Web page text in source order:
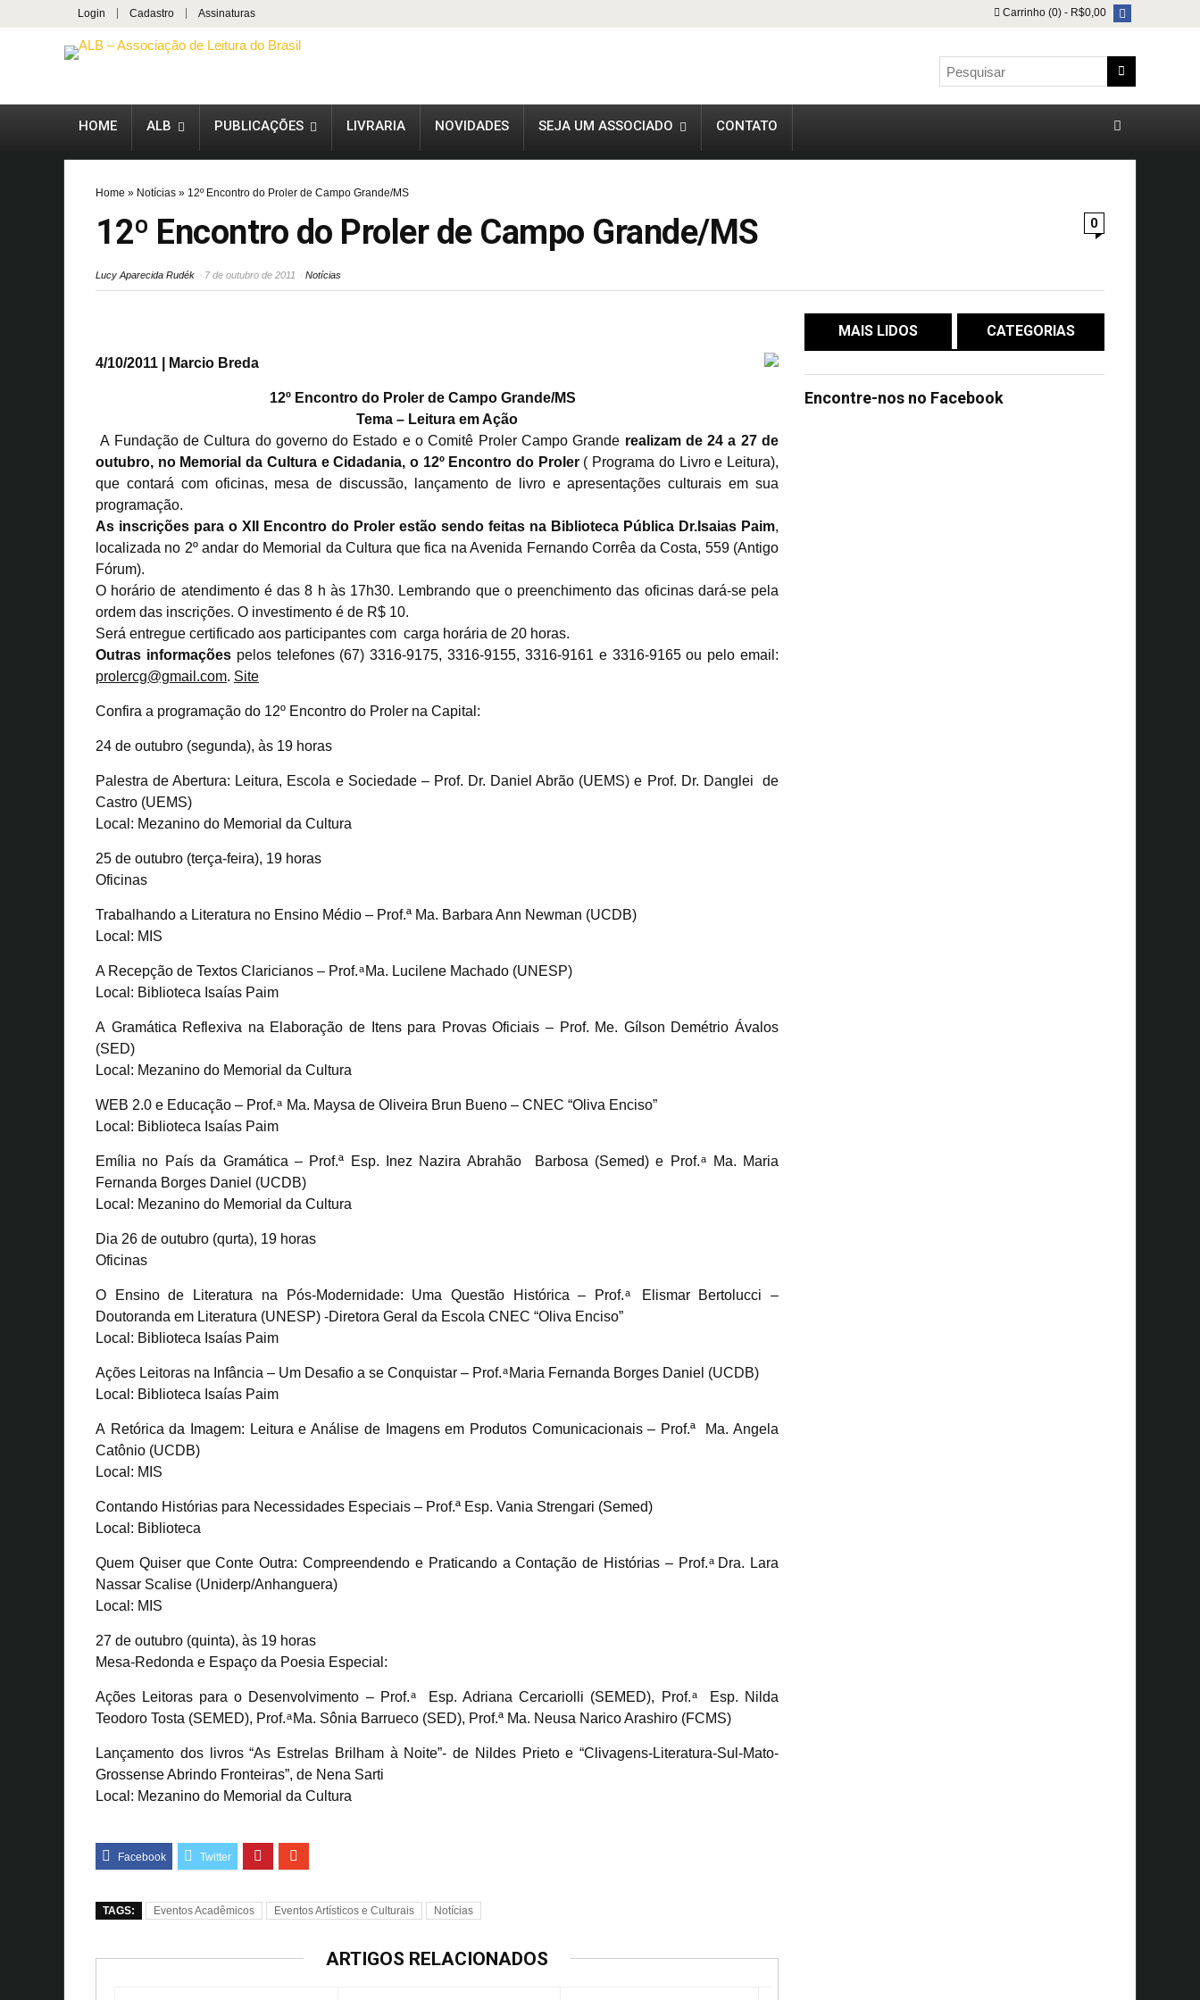
Login Cadastro Assinaturas Carrinho (0) - R$0,00
HOME ALB PUBLICAÇÕES LIVRARIA NOVIDADES SEJA UM ASSOCIADO CONTATO
Home » Notícias » 12º Encontro do Proler de Campo Grande/MS
0
12º Encontro do Proler de Campo Grande/MS
Lucy Aparecida Rudék 7 de outubro de 2011 Notícias
4/10/2011 | Marcio Breda
12º Encontro do Proler de Campo Grande/MS
Tema – Leitura em Ação
A Fundação de Cultura do governo do Estado e o Comitê Proler Campo Grande realizam de 24 a 27 de
outubro, no Memorial da Cultura e Cidadania, o 12º Encontro do Proler( Programa do Livro e Leitura),
que contará com oficinas, mesa de discussão, lançamento de livro e apresentações culturais em sua
programação.
As inscrições para o XII Encontro do Proler estão sendo feitas na Biblioteca Pública Dr.Isaias Paim,
localizada no 2º andar do Memorial da Cultura que fica na Avenida Fernando Corrêa da Costa, 559 (Antigo
Fórum).
O horário de atendimento é das 8 h às 17h30. Lembrando que o preenchimento das oficinas dará-se pela
ordem das inscrições. O investimento é de R$ 10.
Será entregue certificado aos participantes com carga horária de 20 horas.
Outras informaçõespelos telefones (67) 3316-9175, 3316-9155, 3316-9161 e 3316-9165 ou pelo email:
prolercg@gmail.com. Site
Confira a programação do 12º Encontro do Proler na Capital:
24 de outubro (segunda), às 19 horas
Palestra de Abertura: Leitura, Escola e Sociedade – Prof. Dr. Daniel Abrão (UEMS) e Prof. Dr. Danglei de
Castro (UEMS)
Local: Mezanino do Memorial da Cultura
25 de outubro (terça-feira), 19 horas
Oficinas
Trabalhando a Literatura no Ensino Médio – Prof.ª Ma. Barbara Ann Newman (UCDB)
Local: MIS
A Recepção de Textos Claricianos – Prof. ͣ Ma. Lucilene Machado (UNESP)
Local: Biblioteca Isaías Paim
A Gramática Reflexiva na Elaboração de Itens para Provas Oficiais – Prof. Me. Gílson Demétrio Ávalos
(SED)
Local: Mezanino do Memorial da Cultura
WEB 2.0 e Educação – Prof. ͣ Ma. Maysa de Oliveira Brun Bueno – CNEC “Oliva Enciso”
Local: Biblioteca Isaías Paim
Emília no País da Gramática – Prof.ª Esp. Inez Nazira Abrahão Barbosa (Semed) e Prof. ͣ Ma. Maria
Fernanda Borges Daniel (UCDB)
Local: Mezanino do Memorial da Cultura
Dia 26 de outubro (qurta), 19 horas
Oficinas
O Ensino de Literatura na Pós-Modernidade: Uma Questão Histórica – Prof. ͣ Elismar Bertolucci –
Doutoranda em Literatura (UNESP) -Diretora Geral da Escola CNEC “Oliva Enciso”
Local: Biblioteca Isaías Paim
Ações Leitoras na Infância – Um Desafio a se Conquistar – Prof. ͣ Maria Fernanda Borges Daniel (UCDB)
Local: Biblioteca Isaías Paim
A Retórica da Imagem: Leitura e Análise de Imagens em Produtos Comunicacionais – Prof.ª Ma. Angela
Catônio (UCDB)
Local: MIS
Contando Histórias para Necessidades Especiais – Prof.ª Esp. Vania Strengari (Semed)
Local: Biblioteca
Quem Quiser que Conte Outra: Compreendendo e Praticando a Contação de Histórias – Prof. ͣ Dra. Lara
Nassar Scalise (Uniderp/Anhanguera)
Local: MIS
27 de outubro (quinta), às 19 horas
Mesa-Redonda e Espaço da Poesia Especial:
Ações Leitoras para o Desenvolvimento – Prof. ͣ Esp. Adriana Cercariolli (SEMED), Prof. ͣ Esp. Nilda
Teodoro Tosta (SEMED), Prof. ͣ Ma. Sônia Barrueco (SED), Prof.ª Ma. Neusa Narico Arashiro (FCMS)
Lançamento dos livros “As Estrelas Brilham à Noite”- de Nildes Prieto e “Clivagens-Literatura-Sul-Mato-
Grossense Abrindo Fronteiras”, de Nena Sarti
Local: Mezanino do Memorial da Cultura
TAGS: Eventos Acadêmicos Eventos Artísticos e Culturais Notícias
ARTIGOS RELACIONADOS
MAIS LIDOS CATEGORIAS
Encontre-nos no Facebook